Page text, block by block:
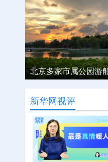
“小院球场”，燃动少
新华网视评